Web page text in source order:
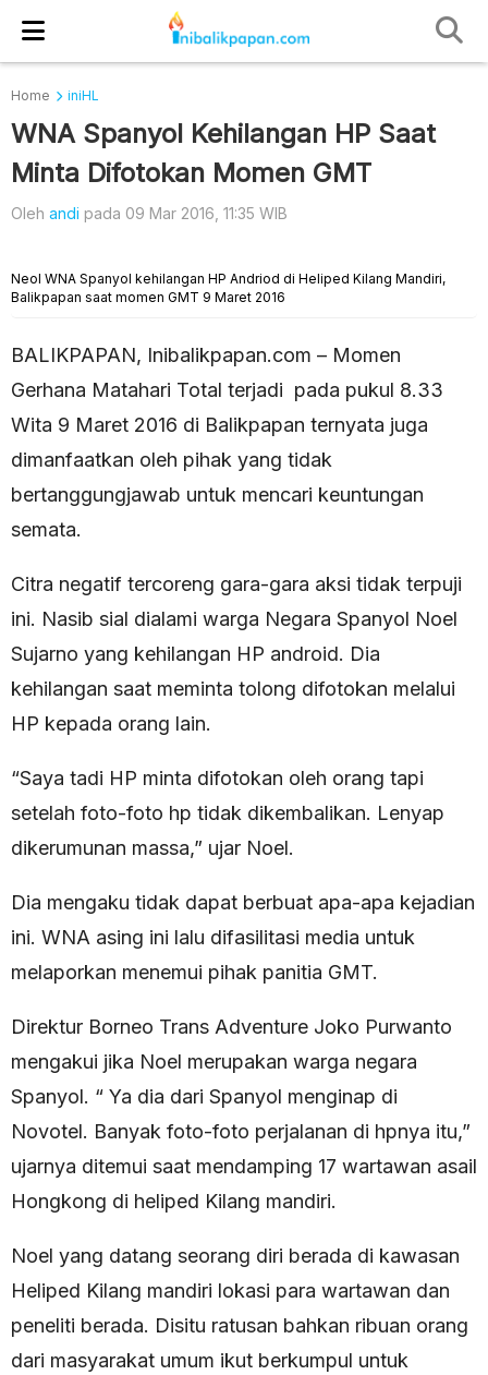
Home iniHL
WNA Spanyol Kehilangan HP Saat
Minta Difotokan Momen GMT
Oleh andi pada 09 Mar 2016, 11:35 WIB
Neol WNA Spanyol kehilangan HP Andriod di Heliped Kilang Mandiri,
Balikpapan saat momen GMT 9 Maret 2016
BALIKPAPAN, Inibalikpapan.com – Momen
Gerhana Matahari Total terjadi pada pukul 8.33
Wita 9 Maret 2016 di Balikpapan ternyata juga
dimanfaatkan oleh pihak yang tidak
bertanggungjawab untuk mencari keuntungan
semata.
Citra negatif tercoreng gara-gara aksi tidak terpuji
ini. Nasib sial dialami warga Negara Spanyol Noel
Sujarno yang kehilangan HP android. Dia
kehilangan saat meminta tolong difotokan melalui
HP kepada orang lain.
“Saya tadi HP minta difotokan oleh orang tapi
setelah foto-foto hp tidak dikembalikan. Lenyap
dikerumunan massa,” ujar Noel.
Dia mengaku tidak dapat berbuat apa-apa kejadian
ini. WNA asing ini lalu difasilitasi media untuk
melaporkan menemui pihak panitia GMT.
Direktur Borneo Trans Adventure Joko Purwanto
mengakui jika Noel merupakan warga negara
Spanyol. “ Ya dia dari Spanyol menginap di
Novotel. Banyak foto-foto perjalanan di hpnya itu,”
ujarnya ditemui saat mendamping 17 wartawan asail
Hongkong di heliped Kilang mandiri.
Noel yang datang seorang diri berada di kawasan
Heliped Kilang mandiri lokasi para wartawan dan
peneliti berada. Disitu ratusan bahkan ribuan orang
dari masyarakat umum ikut berkumpul untuk